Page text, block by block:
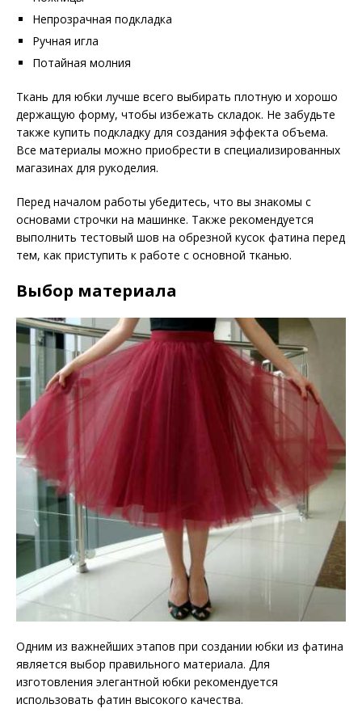
Непрозрачная подкладка
Ручная игла
Потайная молния
Ткань для юбки лучше всего выбирать плотную и хорошо
держащую форму, чтобы избежать складок. Не забудьте
также купить подкладку для создания эффекта объема.
Все материалы можно приобрести в специализированных
магазинах для рукоделия.
Перед началом работы убедитесь, что вы знакомы с
основами строчки на машинке. Также рекомендуется
выполнить тестовый шов на обрезной кусок фатина перед
тем, как приступить к работе с основной тканью.
Выбор материала
Одним из важнейших этапов при создании юбки из фатина
является выбор правильного материала. Для
изготовления элегантной юбки рекомендуется
использовать фатин высокого качества.